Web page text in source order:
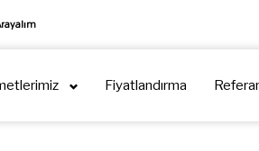
Fiyatlandırma